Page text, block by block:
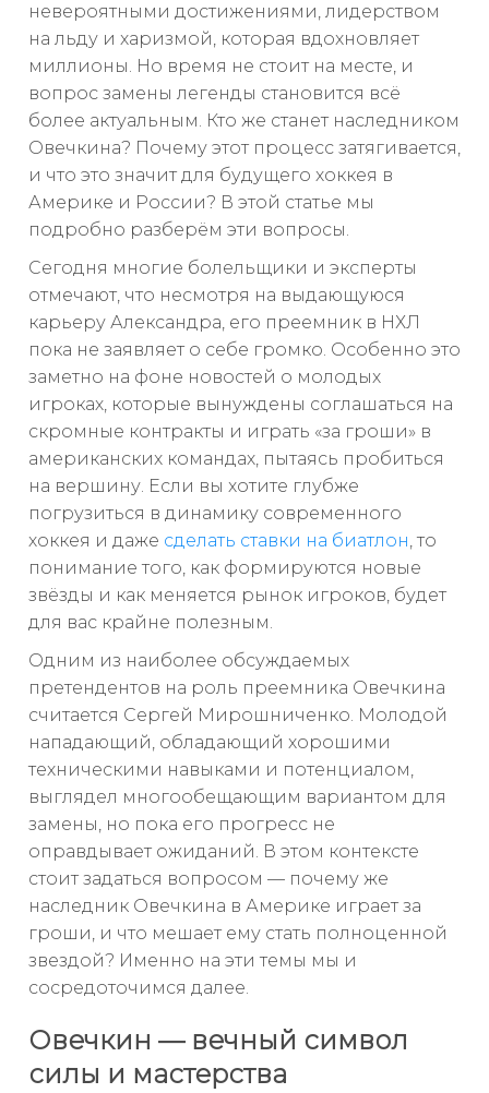
невероятными достижениями, лидерством
на льду и харизмой, которая вдохновляет
миллионы. Но время не стоит на месте, и
вопрос замены легенды становится всё
более актуальным. Кто же станет наследником
Овечкина? Почему этот процесс затягивается,
и что это значит для будущего хоккея в
Америке и России? В этой статье мы
подробно разберём эти вопросы.
Сегодня многие болельщики и эксперты
отмечают, что несмотря на выдающуюся
карьеру Александра, его преемник в НХЛ
пока не заявляет о себе громко. Особенно это
заметно на фоне новостей о молодых
игроках, которые вынуждены соглашаться на
скромные контракты и играть «за гроши» в
американских командах, пытаясь пробиться
на вершину. Если вы хотите глубже
погрузиться в динамику современного
хоккея и даже сделать ставки на биатлон, то
понимание того, как формируются новые
звёзды и как меняется рынок игроков, будет
для вас крайне полезным.
Одним из наиболее обсуждаемых
претендентов на роль преемника Овечкина
считается Сергей Мирошниченко. Молодой
нападающий, обладающий хорошими
техническими навыками и потенциалом,
выглядел многообещающим вариантом для
замены, но пока его прогресс не
оправдывает ожиданий. В этом контексте
стоит задаться вопросом — почему же
наследник Овечкина в Америке играет за
гроши, и что мешает ему стать полноценной
звездой? Именно на эти темы мы и
сосредоточимся далее.
Овечкин — вечный символ
силы и мастерства